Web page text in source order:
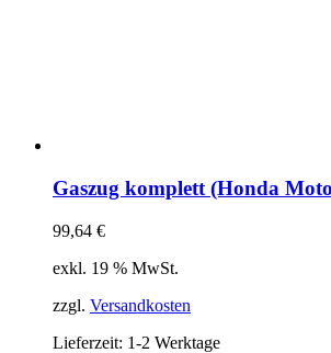
Gaszug komplett (Honda
99,64 €
exkl. 19 % MwSt.
zzgl. Versandkosten
Lieferzeit: 1-2 Werktage